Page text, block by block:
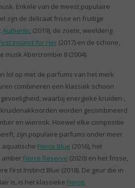
Enkele van de meest populaire
zijn de delicaat frisse en fruitige
Authentic (2019), de zoete, weelderig
Instinct for Her (2017) en de schone,
Abercrombie 8 (2004).
lol op met de parfums van het merk
combineren een klassiek schoon
waarbij energieke kruiden-,
worden gecombineerd
en wierook. Hoewel elke compositie
zijn populaire parfums onder meer
aquatische Fierce Blue (2016), het
amber Fierce Reserve (2020) en het frisse,
First Instinct Blue (2018). De geur die in
is, is het klassieke Fierce.